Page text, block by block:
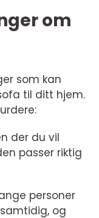
om
som kan
til ditt hjem.
der du vil
passer riktig
personer
og